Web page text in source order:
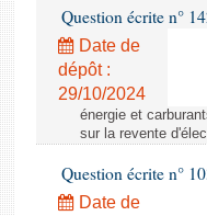
Question écrite n°
Date de
dépôt :
29/10/2024
énergie et
sur la revente
Question écrite n°
Date de